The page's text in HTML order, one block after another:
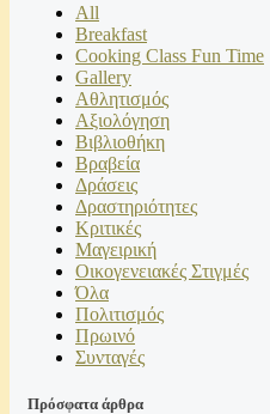
All
Breakfast
Cooking Class Fun Time
Gallery
Αθλητισμός
Αξιολόγηση
Βιβλιοθήκη
Βραβεία
Δράσεις
Δραστηριότητες
Κριτικές
Μαγειρική
Οικογενειακές Στιγμές
Όλα
Πολιτισμός
Πρωινό
Συνταγές
Πρόσφατα άρθρα